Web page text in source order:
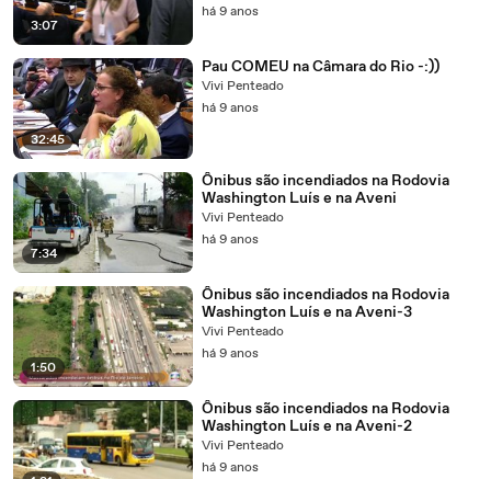
3:07
há 9 anos
32:45
Pau COMEU na Câmara do Rio -:))
Vivi Penteado
há 9 anos
7:34
Ônibus são incendiados na Rodovia
Washington Luís e na Aveni
Vivi Penteado
há 9 anos
1:50
Ônibus são incendiados na Rodovia
Washington Luís e na Aveni-3
Vivi Penteado
há 9 anos
Ônibus são incendiados na Rodovia
Washington Luís e na Aveni-2
Vivi Penteado
há 9 anos